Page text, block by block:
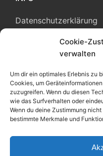
Cookie-
verwalten
Um dir ein optimales Erlebnis zu
Cookies, um
zuzugreifen. Wenn du diesen
wie das Surfverhalten oder
Wenn du deine Zustimmung
bestimmte Merkmale und
Datenschutzerklärung
Cookie-Richtlinie (EU)
ABOUT